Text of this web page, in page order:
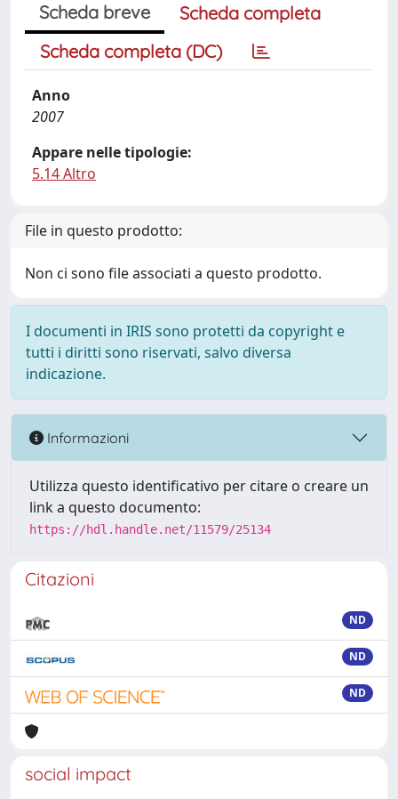
Scheda breve
Scheda completa
Scheda completa (DC)
Anno
2007
Appare nelle tipologie:
5.14 Altro
File in questo prodotto:
Non ci sono file associati a questo prodotto.
I documenti in IRIS sono protetti da copyright e
tutti i diritti sono riservati, salvo diversa
indicazione.
Informazioni
Utilizza questo identificativo per citare o creare un
link a questo documento:
https://hdl.handle.net/11579/25134
Citazioni
ND
ND
ND
social impact